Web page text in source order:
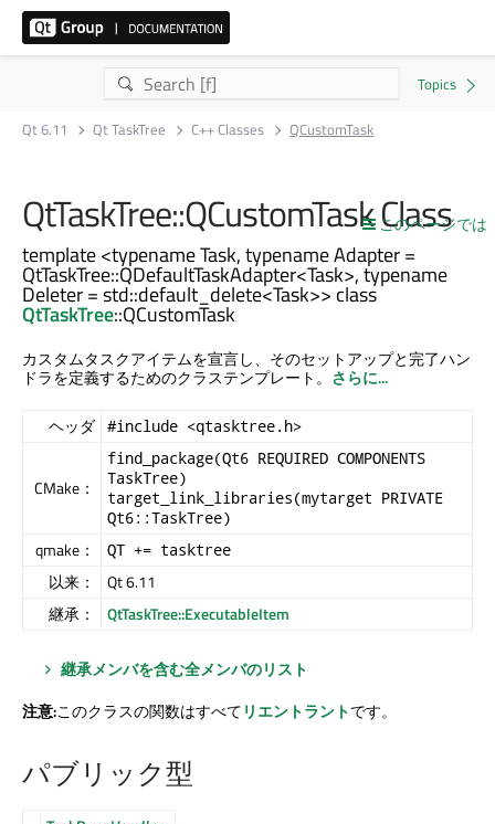
Qt 6.11 Qt TaskTree C++ Classes QCustomTask
このページでは
QtTaskTree::QCustomTask Class
template <typename Task, typename Adapter =
QtTaskTree::QDefaultTaskAdapter<Task>, typename
Deleter = std::default_delete<Task>> class
QtTaskTree::QCustomTask
カスタムタスクアイテムを宣言し、そのセットアップと完了ハン
ドラを定義するためのクラステンプレート。 さらに...
ヘッダ #include <qtasktree.h>
CMake：
find_package(Qt6 REQUIRED COMPONENTS
TaskTree)
target_link_libraries(mytarget PRIVATE
Qt6::TaskTree)
qmake： QT += tasktree
以来：
Qt 6.11
継承：
QtTaskTree::ExecutableItem
継承メンバを含む全メンバのリスト
注意:このクラスの関数はすべてリエントラントです。
パブリック型